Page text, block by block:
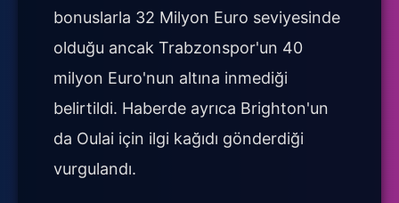
bonuslarla 32 Milyon Euro seviyesinde
olduğu ancak Trabzonspor'un 40
milyon Euro'nun altına inmediği
belirtildi. Haberde ayrıca Brighton'un
da Oulai için ilgi kağıdı gönderdiği
vurgulandı.